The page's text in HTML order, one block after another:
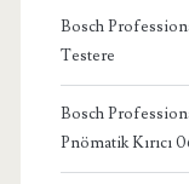
Bosch
Testere
Bosch
Pnömatik Kırıcı